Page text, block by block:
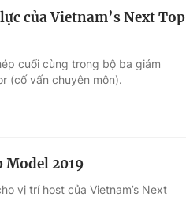
của Vietnam’s Next Top
cuối cùng trong bộ ba giám
(cố vấn chuyên môn).
Model 2019
vị trí host của Vietnam’s Next